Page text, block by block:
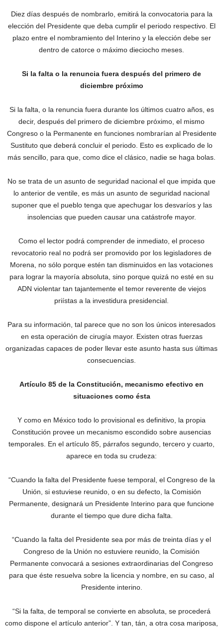
Diez días después de nombrarlo, emitirá la convocatoria para la
elección del Presidente que deba cumplir el periodo respectivo. El
plazo entre el nombramiento del Interino y la elección debe ser
dentro de catorce o máximo dieciocho meses.
Si la falta o la renuncia fuera después del primero de
diciembre próximo
Si la falta, o la renuncia fuera durante los últimos cuatro años, es
decir, después del primero de diciembre próximo, el mismo
Congreso o la Permanente en funciones nombrarían al Presidente
Sustituto que deberá concluir el periodo. Esto es explicado de lo
más sencillo, para que, como dice el clásico, nadie se haga bolas.
No se trata de un asunto de seguridad nacional el que impida que
lo anterior de ventile, es más un asunto de seguridad nacional
suponer que el pueblo tenga que apechugar los desvaríos y las
insolencias que pueden causar una catástrofe mayor.
Como el lector podrá comprender de inmediato, el proceso
revocatorio real no podrá ser promovido por los legisladores de
Morena, no sólo porque estén tan disminuidos en las votaciones
para lograr la mayoría absoluta, sino porque quizá no esté en su
ADN violentar tan tajantemente el temor reverente de viejos
priístas a la investidura presidencial.
‎Para su información, tal parece que no son los únicos interesados
en esta operación de cirugía mayor. Existen otras fuerzas
organizadas capaces de poder llevar este asunto hasta sus últimas
consecuencias.
Artículo 85 de la Constitución, mecanismo efectivo en
situaciones como ésta
Y como en México todo lo provisional es definitivo, la propia
Constitución provee un mecanismo escondido sobre ausencias
temporales. En el artículo 85, párrafos segundo, tercero y cuarto,
aparece en toda su crudeza:
“Cuando la falta del Presidente fuese temporal, el Congreso de la
Unión, si estuviese reunido, o en su defecto, la Comisión
Permanente, designará un Presidente Interino para que funcione
durante el tiempo que dure dicha falta.
“Cuando la falta ‎del Presidente sea por más de treinta días y el
Congreso de la Unión no estuviere reunido, la Comisión
Permanente convocará a sesiones extraordinarias del Congreso
para que éste resuelva sobre la licencia y nombre, en su caso, al
Presidente interino.
“Si la falta, de temporal se convierte en absoluta, se procederá
como dispone el artículo anterior”.‎ Y tan, tán, a otra cosa mariposa,